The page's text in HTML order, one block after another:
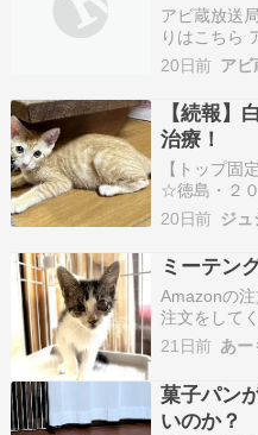
アビ蔵放送
りはこちら
ネーム：し
ら買ったは
考えたらレ
消えた話、
20日前 アビ
【続報】
治療！
【トップ固
☆徳島・２
探していま
ます。（
０２６年５
ん捜索に区
捜索…
20日前 ジ
ミーテン
Amazonの
注文をして
でも）子猫
ランティア
淡路ワンニ
ト直接送る
ブログ…
21日前 あー
菓子パン
いのか？